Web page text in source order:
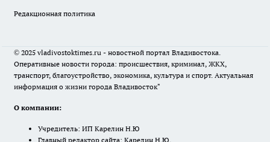
Редакционная политика
© 2025 vladivostoktimes.ru - новостной портал Владивостока.
Оперативные новости города: происшествия, криминал, ЖКХ,
транспорт, благоустройство, экономика, культура и спорт. Актуальная
информация о жизни города Владивосток"
О компании:
Учредитель: ИП Карелин Н.Ю
Главный редактор сайта: Карелин Н.Ю.